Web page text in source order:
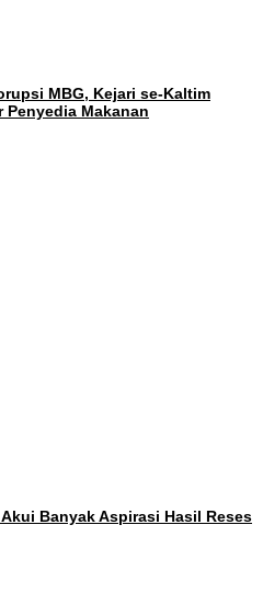
MBG, Kejari se-Kaltim
Penyedia Makanan
Banyak Aspirasi Hasil Reses